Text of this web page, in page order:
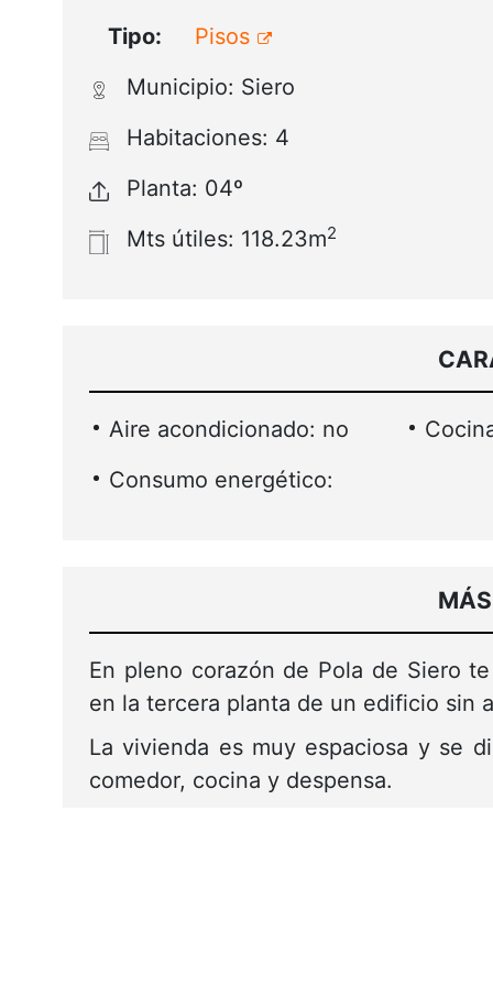
Tipo:
Pisos
Municipio: Siero
Habitaciones: 4
Planta: 04º
Mts útiles: 118.23m2
Aire acondicionado: no
Consumo energético:
En pleno corazón de Pola de Siero
en la tercera planta de un edificio sin
La vivienda es muy espaciosa y se
comedor, cocina y despensa.